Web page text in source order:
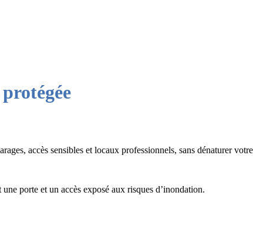
protégée
accès sensibles et locaux professionnels, sans dénaturer